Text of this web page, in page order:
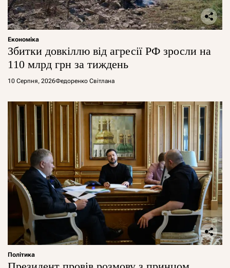
Економіка
Збитки довкіллю від агресії РФ зросли на
110 млрд грн за тиждень
10 Серпня, 2026Федоренко Світлана
Політика